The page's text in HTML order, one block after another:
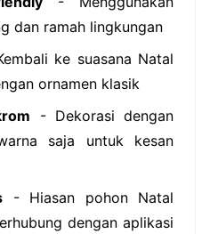
dan ramah lingkungan
ke suasana Natal
ornamen klasik
- Dekorasi dengan
saja untuk kesan
- Hiasan pohon Natal
dengan aplikasi